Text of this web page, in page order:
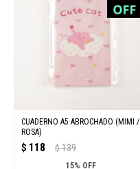
CUADERNO A5 ABROCHADO (MIMI /
ROSA)
$ 118 $ 139
15% OFF